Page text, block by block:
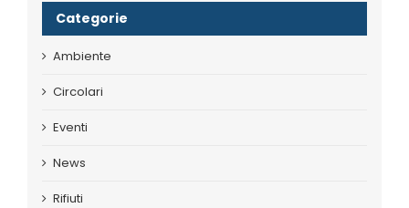
Categorie
Ambiente
Circolari
Eventi
News
Rifiuti